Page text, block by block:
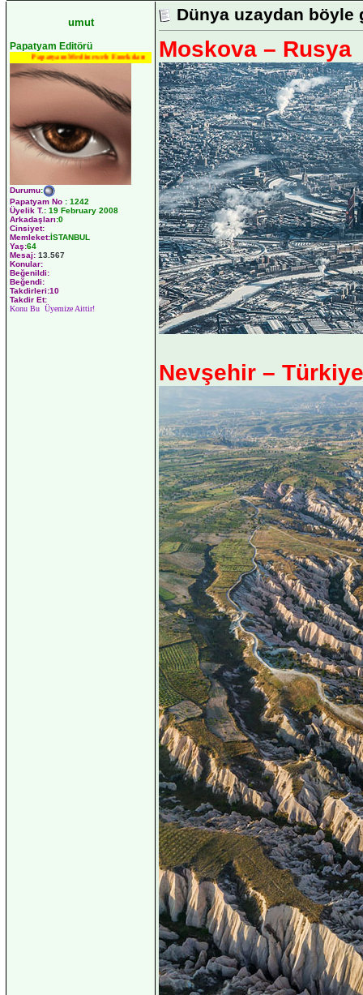
umut
Papatyam Editörü
Papatyam Medineweb Emekdarı
Durumu:
Papatyam No : 1242
Üyelik T. : 19 February 2008
Arkadaşları:0
Cinsiyet:
Memleket:İSTANBUL
Yaş:64
Mesaj: 13.567
Konular:
Beğenildi:
Beğendi:
Takdirleri:10
Takdir Et:
Konu Bu Üyemize Aittir!
Dünya uzaydan böyle
Moskova – Rusya
Nevşehir – Türkiye